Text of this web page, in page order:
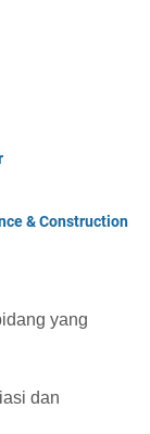
& Construction
yang
dan